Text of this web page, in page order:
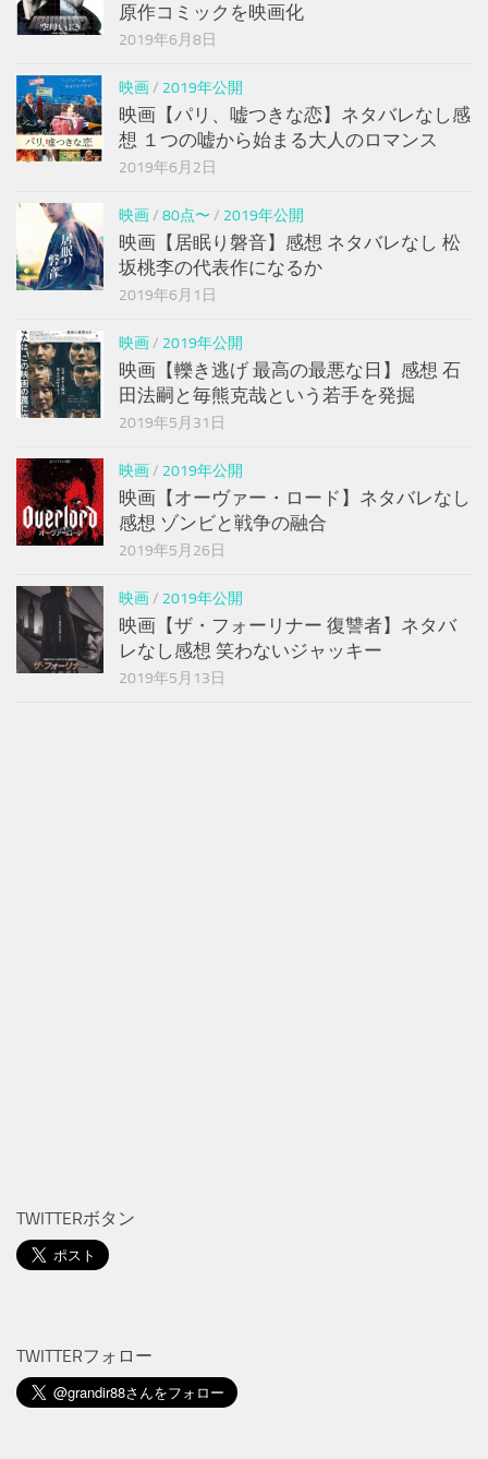
原作コミックを映画化
2019年6月8日
映画/ 2019年公開
映画【パリ、嘘つきな恋】ネタバレなし感
想 １つの嘘から始まる大人のロマンス
2019年6月2日
映画/ 80点〜 / 2019年公開
映画【居眠り磐音】感想 ネタバレなし 松
坂桃李の代表作になるか
2019年6月1日
映画/ 2019年公開
映画【轢き逃げ 最高の最悪な日】感想 石
田法嗣と毎熊克哉という若手を発掘
2019年5月31日
映画/ 2019年公開
映画【オーヴァー・ロード】ネタバレなし
感想 ゾンビと戦争の融合
2019年5月26日
映画/ 2019年公開
映画【ザ・フォーリナー 復讐者】ネタバ
レなし感想 笑わないジャッキー
2019年5月13日
TWITTERボタン
TWITTERフォロー